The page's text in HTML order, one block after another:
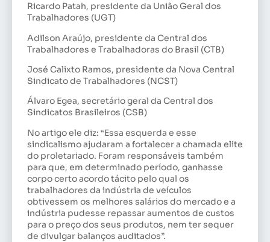
Ricardo Patah, presidente da União Geral dos
Trabalhadores (UGT)
Adilson Araújo, presidente da Central dos
Trabalhadores e Trabalhadoras do Brasil (CTB)
José Calixto Ramos, presidente da Nova Central
Sindicato de Trabalhadores (NCST)
Álvaro Egea, secretário geral da Central dos
Sindicatos Brasileiros (CSB)
No artigo ele diz: “Essa esquerda e esse
sindicalismo ajudaram a fortalecer a chamada elite
do proletariado. Foram responsáveis também
para que, em determinado período, ganhasse
corpo certo acordo tácito pelo qual os
trabalhadores da indústria de veículos
obtivessem os melhores salários do mercado e a
indústria pudesse repassar aumentos de custos
para o preço dos seus produtos, nem ter sequer
de divulgar balanços auditados”.